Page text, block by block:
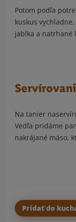
Potom podľa
kuskus
jablka a natrhané
Na tanier
Vedľa pridáme
nakrájané mäso,
Pridať do